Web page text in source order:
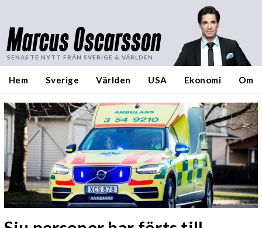
Marcus Oscarsson
SENASTE NYTT FRÅN SVERIGE & VÄRLDEN
Hem Sverige Världen USA Ekonomi Om